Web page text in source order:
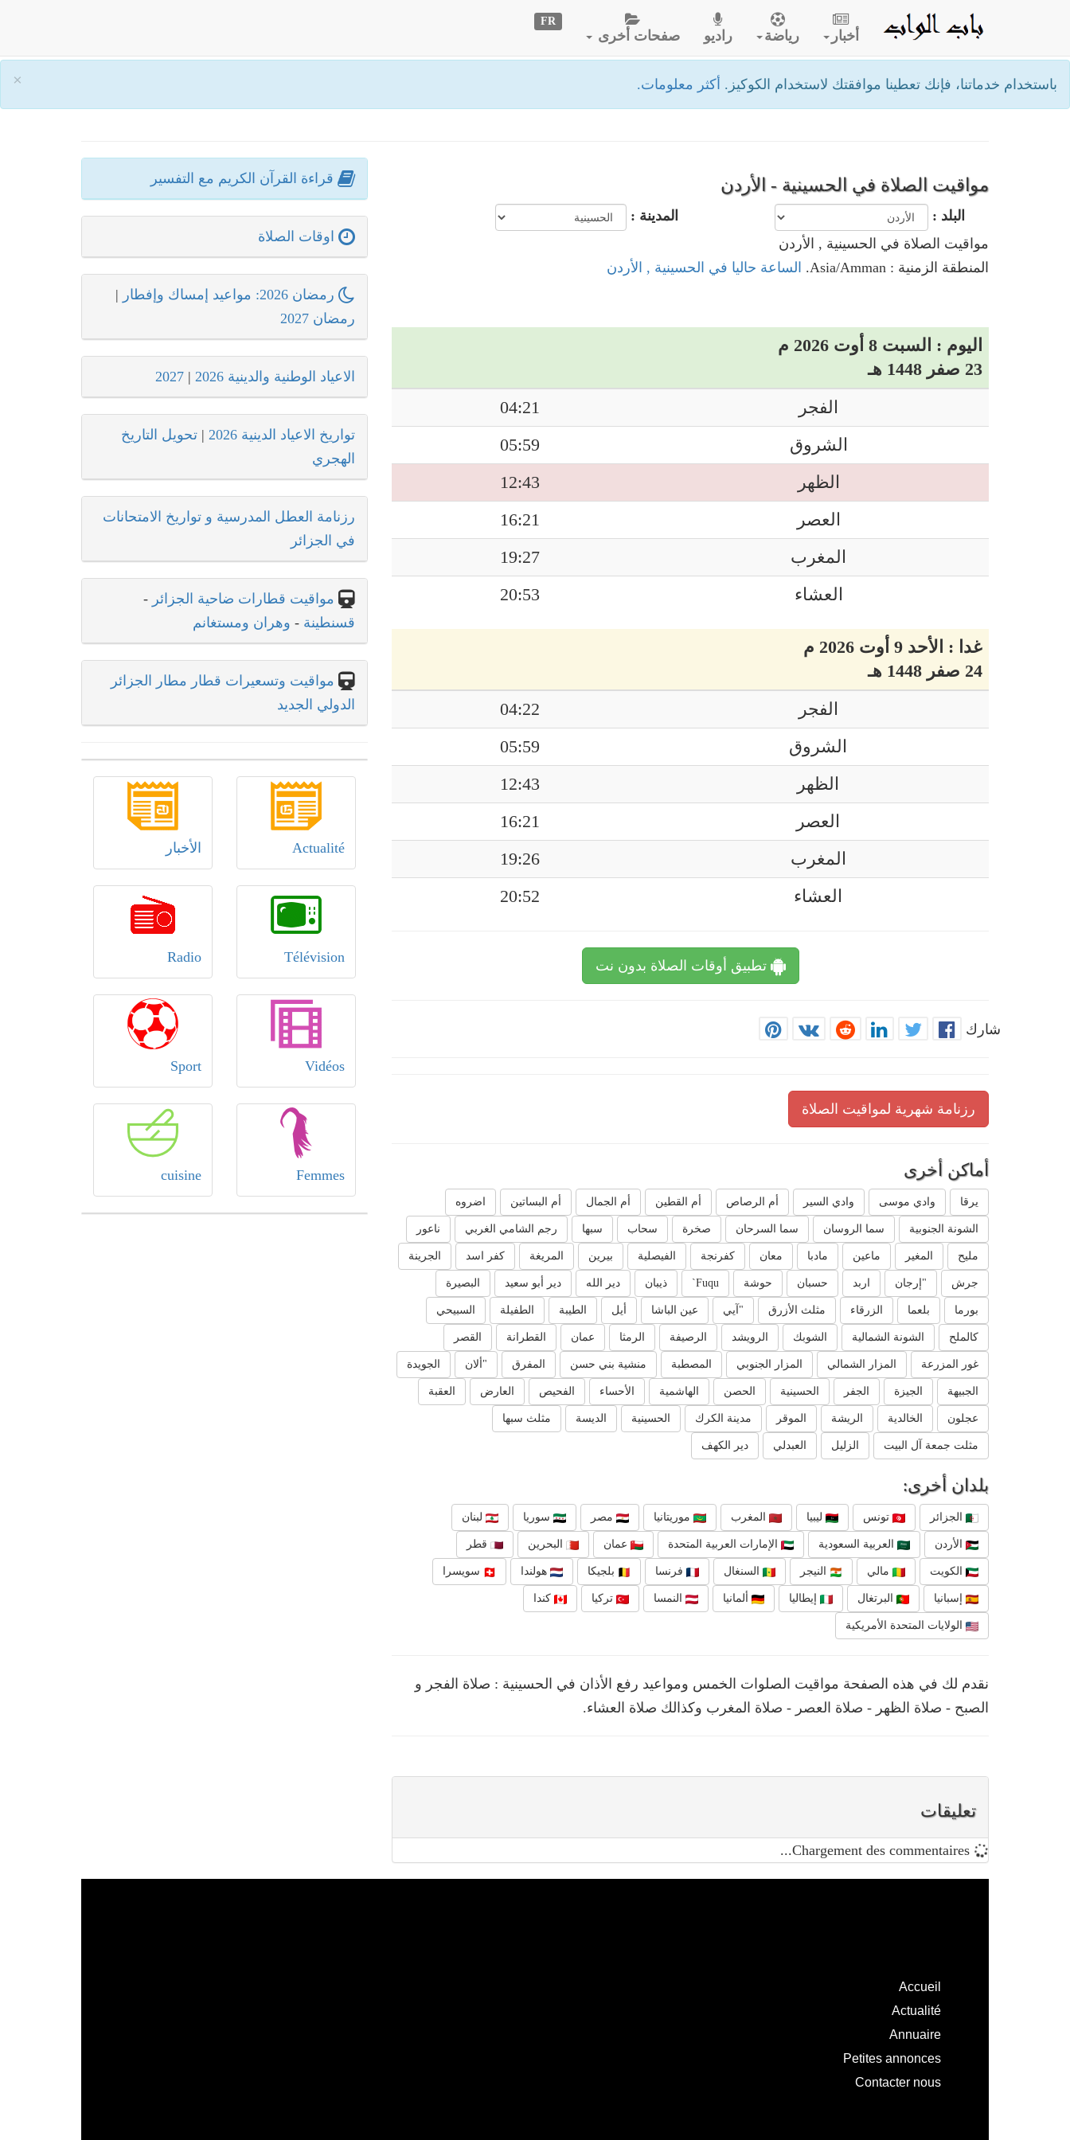
× باستخدام خدماتنا، فإنك تعطينا موافقتك لاستخدام الكوكيز. أكثر معلومات.
أخبار رياضة راديو صفحات أخرى
FR
مواقيت الصلاة في الحسينية - الأردن
البلد :
المدينة :
مواقيت الصلاة في الحسينية , الأردن
المنطقة الزمنية : Asia/Amman.
الساعة حاليا في الحسينية , الأردن
اليوم : السبت 8 أوت 2026 م
23 صفر 1448 هـ
الفجر
04:21
الشروق
05:59
الظهر
12:43
العصر
16:21
المغرب
19:27
العشاء
20:53
غدا : الأحد 9 أوت 2026 م
24 صفر 1448 هـ
الفجر
04:22
الشروق
05:59
الظهر
12:43
العصر
16:21
المغرب
19:26
العشاء
20:52
تطبيق أوقات الصلاة بدون نت
شارك
رزنامة شهرية لمواقيت الصلاة
أماكن أخرى
يرقا وادي موسى وادي السير أم الرصاص أم القطين أم الجمال أم البساتين اضروه
الشونة الجنوبية سما الروسان سما السرحان صخرة سحاب سبها رجم الشامي الغربي ناعور
مليح المغير ماعين مادبا معان كفرنجة الفيصلية بيرين المريغة كفر اسد الجرينة
جرش "إرجان اربد حسبان حوشة Fuqu` ذيبان دير الله دير أبو سعيد البصيرة
بورما بلعما الزرقاء مثلث الأزرق "آيي عين الباشا أيل الطيبة الطفيلة السبيحي
كالملح الشونة الشمالية الشوبك الرويشد الرصيفة الرمثا عمان القطرانة القصر
غور المزرعة المزار الشمالي المزار الجنوبي المصطبة منشية بني حسن المفرق "ألان الجويدة
الجبيهة الجيزة الجفر الحسينية الحصن الهاشمية الأحساء الفحيص العارض العقبة
عجلون الخالدية الريشة الموقر مدينة الكرك الحسينية الديسة مثلث سبها
مثلت جمعة آل البيت الزليل العبدلي دير الكهف
بلدان أخرى:
الجزائر تونس ليبيا المغرب موريتانيا مصر سوريا لبنان
الأردن العربية السعودية الإمارات العربية المتحدة عمان البحرين قطر
الكويت مالي النيجر السنغال فرنسا بلجيكا هولندا سويسرا
إسبانيا البرتغال إيطاليا ألمانيا النمسا تركيا كندا
الولايات المتحدة الأمريكية
نقدم لك في هذه الصفحة مواقيت الصلوات الخمس ومواعيد رفع الأذان في الحسينية : صلاة الفجر و
الصبح - صلاة الظهر - صلاة العصر - صلاة المغرب وكذالك صلاة العشاء.
تعليقات
قراءة القرآن الكريم مع التفسير
اوقات الصلاة
رمضان 2026: مواعيد إمساك وإفطار
|
رمضان 2027
الاعياد الوطنية والدينية 2026 |
2027
تواريخ الاعياد الدينية 2026 | تحويل التاريخ
الهجري
رزنامة العطل المدرسية و تواريخ الامتحانات
في الجزائر
مواقيت قطارات ضاحية الجزائر -
قسنطينة - وهران ومستغانم
مواقيت وتسعيرات قطار مطار الجزائر
الدولي الجديد
Actualité الأخبار
Télévision
Radio
Vidéos
Sport
Femmes
cuisine
Accueil
Actualité
Annuaire
Petites annonces
Contacter nous